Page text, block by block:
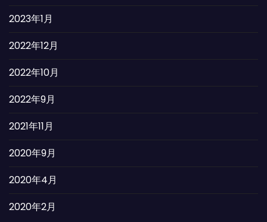
2023年1月
2022年12月
2022年10月
2022年9月
2021年11月
2020年9月
2020年4月
2020年2月